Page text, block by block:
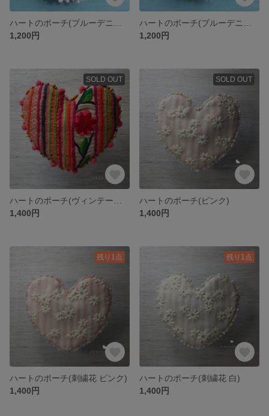
1,200円
1,200円
SOLD OUT
1,400円
SOLD OUT
ハートのポーチ(ピンク)
1,400円
残り1点
ハートのポーチ(刺繍花 ピンク)
1,400円
残り1点
ハートのポーチ(刺繍花 白)
1,400円